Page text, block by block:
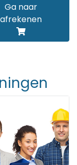
Ga naar
afrekenen